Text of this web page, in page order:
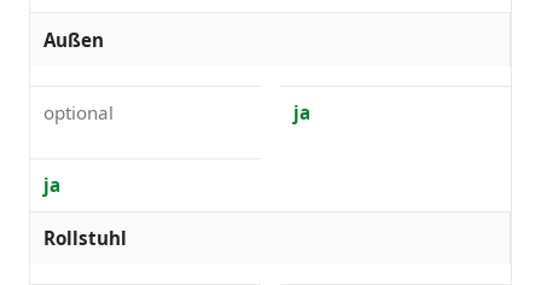
Außen
optional ja
ja
Rollstuhl